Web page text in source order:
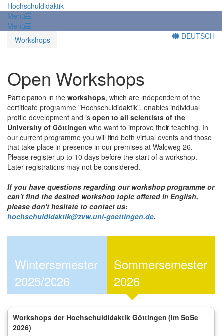
Hochschuldidaktik
Menü
Menü
Workshops
DEUTSCH
Open Workshops
Participation in the workshops, which are independent of the
certificate programme "Hochschuldidaktik", enables individual
profile development and is open to all scientists of the
University of Göttingen who want to improve their teaching. In
our current programme you will find both virtual events and those
that take place in presence in our premises at Waldweg 26.
Please register up to 10 days before the start of a workshop.
Later registrations may not be considered.
If you have questions regarding our workshop programme or
can't find the desired workshop topic offered in English,
please don't hesitate to contact us:
hochschuldidaktik@zvw.uni-goettingen.de.
Wintersemester
2025/2026
Sommersemester
2026
Workshops der Hochschuldidaktik Göttingen (im SoSe
2026)